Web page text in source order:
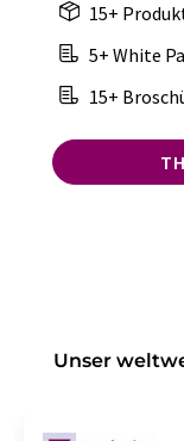
15+
5+ White
15+
Unser